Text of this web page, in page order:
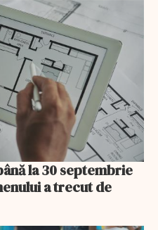
la 30 septembrie
a trecut de